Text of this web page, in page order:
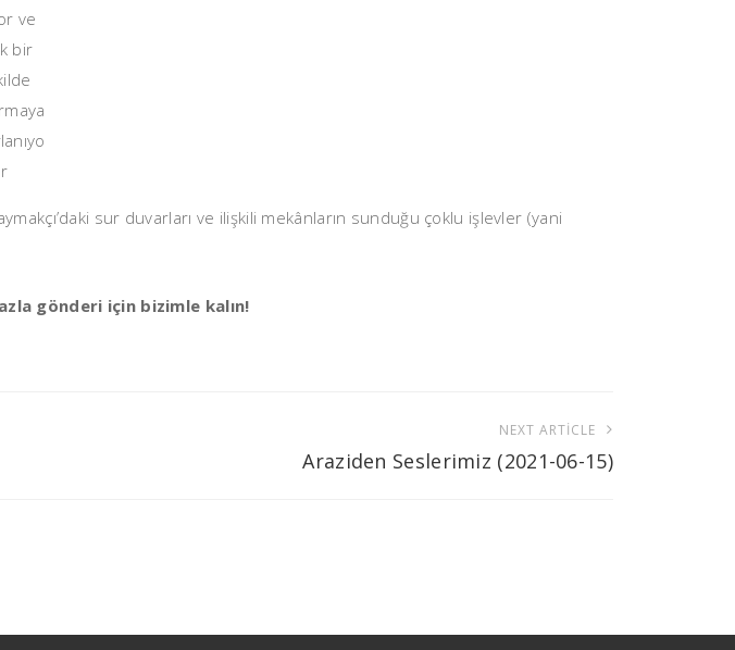
ve
bir
r
sur duvarları ve ilişkili mekânların sunduğu çoklu işlevler (yani
gönderi için bizimle kalın!
NEXT ARTICLE
Araziden Seslerimiz (2021-06-15)